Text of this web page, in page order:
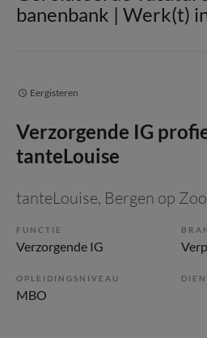
banenbank | Werk(t)
Eergisteren
Verzorgende IG
tanteLouise
tanteLouise, Bergen op
FUNCTIE
Verzorgende IG
OPLEIDINGSNIVEAU
MBO